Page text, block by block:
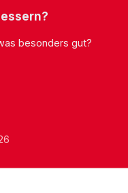
besonders gut?